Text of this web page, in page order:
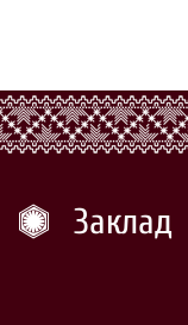
Заклад